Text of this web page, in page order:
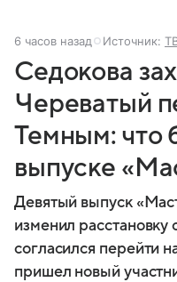
6 часов назад Источник:
Седокова
Череватый
Темным: что
выпуске
Девятый выпуск
изменил
согласился перейти
пришел новый